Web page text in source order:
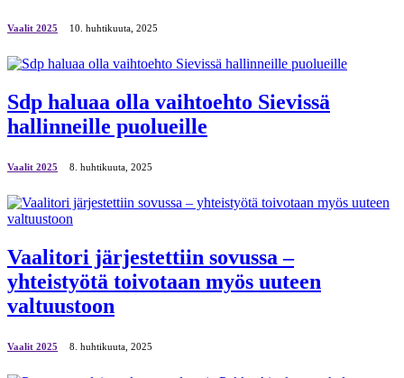
Vaalit 2025 10. huhtikuuta, 2025
Sdp haluaa olla vaihtoehto Sievissä
hallinneille puolueille
Vaalit 2025 8. huhtikuuta, 2025
Vaalitori järjestettiin sovussa –
yhteistyötä toivotaan myös uuteen
valtuustoon
Vaalit 2025 8. huhtikuuta, 2025